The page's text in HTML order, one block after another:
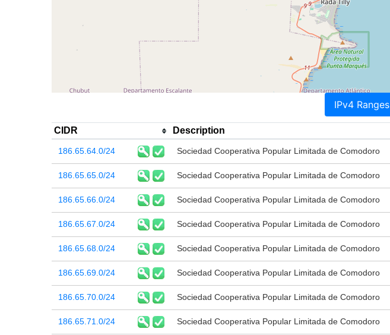
IPv4 Ranges
CIDR Description
186.65.64.0/24 Sociedad Cooperativa Popular Limitada de Comodoro
186.65.65.0/24 Sociedad Cooperativa Popular Limitada de Comodoro
186.65.66.0/24 Sociedad Cooperativa Popular Limitada de Comodoro
186.65.67.0/24 Sociedad Cooperativa Popular Limitada de Comodoro
186.65.68.0/24 Sociedad Cooperativa Popular Limitada de Comodoro
186.65.69.0/24 Sociedad Cooperativa Popular Limitada de Comodoro
186.65.70.0/24 Sociedad Cooperativa Popular Limitada de Comodoro
186.65.71.0/24 Sociedad Cooperativa Popular Limitada de Comodoro